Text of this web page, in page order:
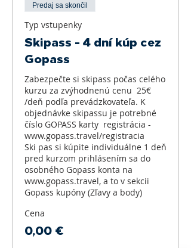
Predaj sa skončil
Typ vstupenky
Skipass - 4 dní kúp cez
Gopass
Zabezpečte si skipass počas celého
kurzu za zvýhodnenú cenu  25€
/deň podľa prevádzkovateľa. K
objednávke skipassu je potrebné
číslo GOPASS karty  registrácia -
www.gopass.travel/registracia
Ski pas si kúpite individuálne 1 deň
pred kurzom prihlásením sa do
osobného Gopass konta na
www.gopass.travel, a to v sekcii
Cena
0,00 €